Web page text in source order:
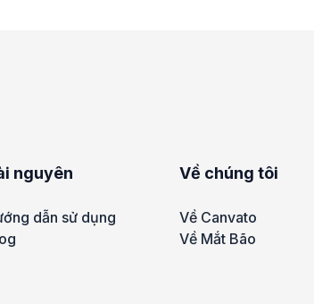
nguyên
dẫn sử dụng
Về chúng tôi
Về Canvato
Về Mắt Bão